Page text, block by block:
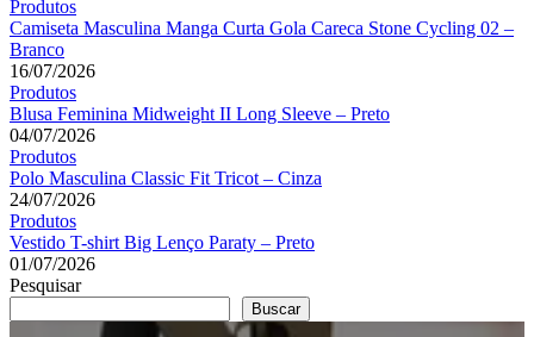
Produtos
Camiseta Masculina Manga Curta Gola Careca Stone Cycling 02 –
Branco
16/07/2026
Produtos
Blusa Feminina Midweight II Long Sleeve – Preto
04/07/2026
Produtos
Polo Masculina Classic Fit Tricot – Cinza
24/07/2026
Produtos
Vestido T-shirt Big Lenço Paraty – Preto
01/07/2026
Pesquisar
Buscar